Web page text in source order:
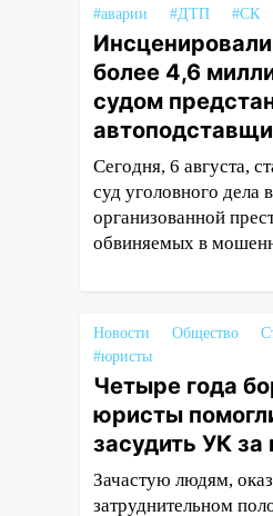
17:08
суд оставил в
руководству
махинации на
16:09 Ветераны
атлетики из
успешно
Чемпионате
зерновых и
культур
15:51 Бросила
брата: в
завели дело на
15:47 На улице
#аварии
#ДТП #СК
более 4,6
судом
Сегодня, 6 августа,
суд уголовного дела
организованной
обвиняемых в
Новости Общество
#юристы
Четыре года
юристы
засудить УК за
Зачастую людям,
затруднительном